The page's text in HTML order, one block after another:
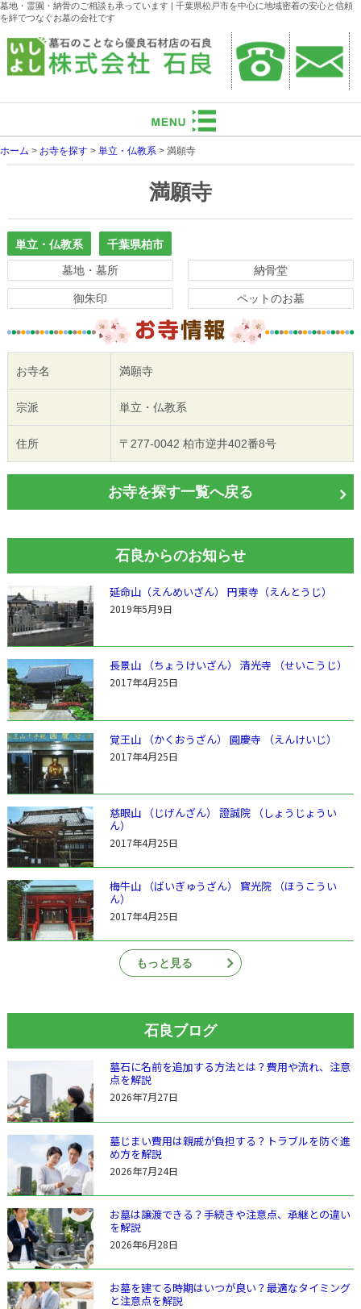
墓地・霊園・納骨のご相談も承っています | 千葉県松戸市を中心に地域密着の安心と信頼
を絆でつなぐお墓の会社です
ホーム > お寺を探す > 単立・仏教系 > 満願寺
満願寺
単立・仏教系
千葉県柏市
墓地・墓所
納骨堂
御朱印 ペットのお墓
お寺名 満願寺
宗派 単立・仏教系
住所 〒277-0042 柏市逆井402番8号
お寺を探す一覧へ戻る
石良からのお知らせ
延命山（えんめいざん） 円東寺（えんとうじ）
2019年5月9日
長景山 （ちょうけいざん） 清光寺 （せいこうじ）
2017年4月25日
覚王山 （かくおうざん） 圓慶寺 （えんけいじ）
2017年4月25日
慈眼山 （じげんざん） 證誠院 （しょうじょうい
ん）
2017年4月25日
梅牛山 （ばいぎゅうざん） 寳光院 （ほうこうい
ん）
2017年4月25日
もっと見る
石良ブログ
墓石に名前を追加する方法とは？費用や流れ、注意
点を解説
2026年7月27日
墓じまい費用は親戚が負担する？トラブルを防ぐ進
め方を解説
2026年7月24日
お墓は譲渡できる？手続きや注意点、承継との違い
を解説
2026年6月28日
お墓を建てる時期はいつが良い？最適なタイミング
と注意点を解説